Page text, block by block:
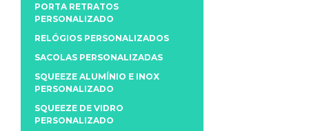
PORTA RETRATOS
PERSONALIZADO
RELÓGIOS PERSONALIZADOS
SACOLAS PERSONALIZADAS
SQUEEZE ALUMÍNIO E INOX
PERSONALIZADO
SQUEEZE DE VIDRO
PERSONALIZADO